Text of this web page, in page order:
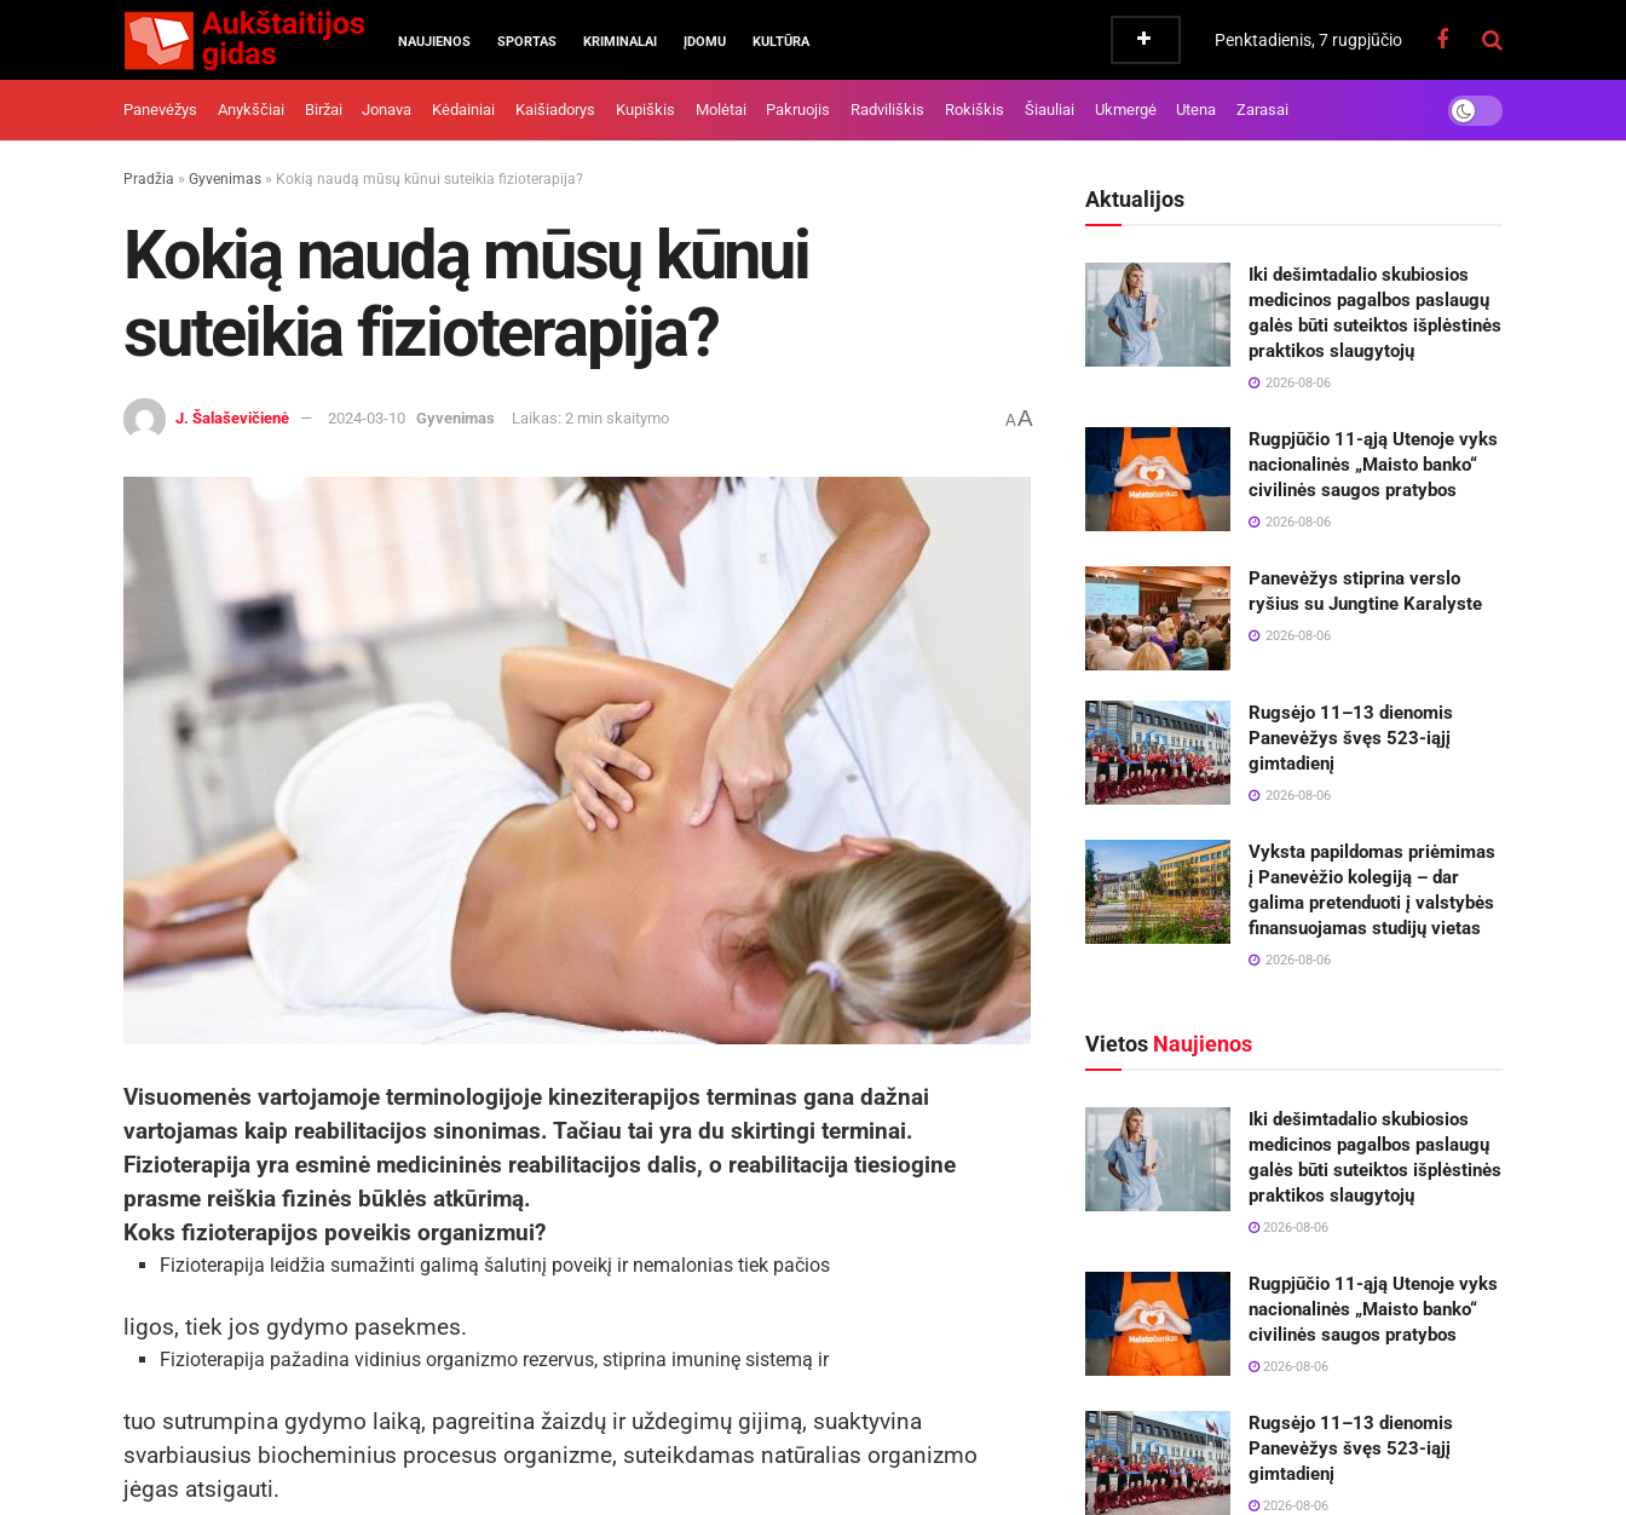
NAUJIENOS SPORTAS KRIMINALAI ĮDOMU KULTŪRA Penktadienis, 7 rugpjūčio
Panevėžys Anykščiai Biržai Jonava Kėdainiai Kaišiadorys Kupiškis Molėtai Pakruojis Radviliškis Rokiškis Šiauliai Ukmergė Utena Zarasai
Pradžia » Gyvenimas » Kokią naudą mūsų kūnui suteikia fizioterapija?
Kokią naudą mūsų kūnui
suteikia fizioterapija?
J. Šalaševičienė 2024-03-10 Gyvenimas Laikas: 2 min skaitymo AA
Visuomenės vartojamoje terminologijoje kineziterapijos terminas gana dažnai
vartojamas kaip reabilitacijos sinonimas. Tačiau tai yra du skirtingi terminai.
Fizioterapija yra esminė medicininės reabilitacijos dalis, o reabilitacija tiesiogine
prasme reiškia fizinės būklės atkūrimą.
Koks fizioterapijos poveikis organizmui?
Fizioterapija leidžia sumažinti galimą šalutinį poveikį ir nemalonias tiek pačios
ligos, tiek jos gydymo pasekmes.
Fizioterapija pažadina vidinius organizmo rezervus, stiprina imuninę sistemą ir
tuo sutrumpina gydymo laiką, pagreitina žaizdų ir uždegimų gijimą, suaktyvina
svarbiausius biocheminius procesus organizme, suteikdamas natūralias organizmo
jėgas atsigauti.
Aktualijos
Iki dešimtadalio skubiosios
medicinos pagalbos paslaugų
galės būti suteiktos išplėstinės
praktikos slaugytojų
2026-08-06
Rugpjūčio 11-ąją Utenoje vyks
nacionalinės „Maisto banko“
civilinės saugos pratybos
2026-08-06
Panevėžys stiprina verslo
ryšius su Jungtine Karalyste
2026-08-06
Rugsėjo 11–13 dienomis
Panevėžys švęs 523-iąjį
gimtadienį
2026-08-06
Vyksta papildomas priėmimas
į Panevėžio kolegiją – dar
galima pretenduoti į valstybės
finansuojamas studijų vietas
2026-08-06
Vietos Naujienos
Iki dešimtadalio skubiosios
medicinos pagalbos paslaugų
galės būti suteiktos išplėstinės
praktikos slaugytojų
2026-08-06
Rugpjūčio 11-ąją Utenoje vyks
nacionalinės „Maisto banko“
civilinės saugos pratybos
2026-08-06
Rugsėjo 11–13 dienomis
Panevėžys švęs 523-iąjį
gimtadienį
2026-08-06